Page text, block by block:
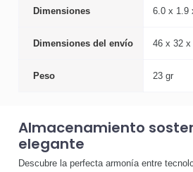
Dimensiones 6.0 x 1.9
Dimensiones del envío 46 x 32 x
Peso 23 gr
Almacenamiento
elegante
Descubre la perfecta armonía entre